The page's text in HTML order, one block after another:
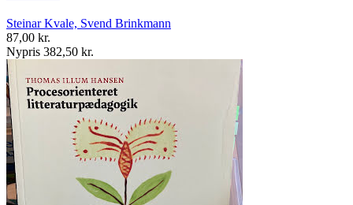
Steinar Kvale, Svend Brinkmann
87,00 kr.
Nypris 382,50 kr.